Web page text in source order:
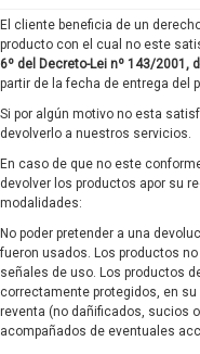
El cliente beneficia de un
producto con el cual no este
6º del Decreto-Lei nº 143/2001,
partir de la fecha de entrega del
Si por algún motivo no esta
devolverlo a nuestros servicios.
En caso de que no este
devolver los productos apor su
modalidades:
No poder pretender a una
fueron usados. Los productos
señales de uso. Los productos
correctamente protegidos, en
reventa (no dañificados, sucios
acompañados de eventuales